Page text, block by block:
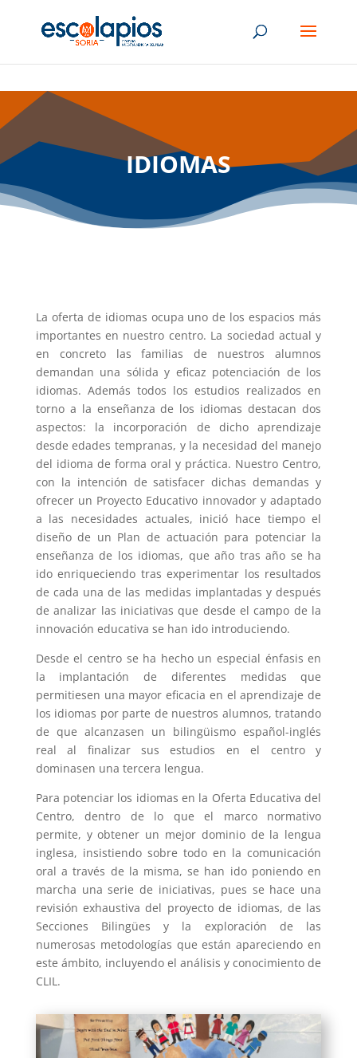
IDIOMAS
La oferta de idiomas ocupa uno de los espacios más
importantes en nuestro centro. La sociedad actual y
en concreto las familias de nuestros alumnos
demandan una sólida y eficaz potenciación de los
idiomas. Además todos los estudios realizados en
torno a la enseñanza de los idiomas destacan dos
aspectos: la incorporación de dicho aprendizaje
desde edades tempranas, y la necesidad del manejo
del idioma de forma oral y práctica. Nuestro Centro,
con la intención de satisfacer dichas demandas y
ofrecer un Proyecto Educativo innovador y adaptado
a las necesidades actuales, inició hace tiempo el
diseño de un Plan de actuación para potenciar la
enseñanza de los idiomas, que año tras año se ha
ido enriqueciendo tras experimentar los resultados
de cada una de las medidas implantadas y después
de analizar las iniciativas que desde el campo de la
innovación educativa se han ido introduciendo.
Desde el centro se ha hecho un especial énfasis en
la implantación de diferentes medidas que
permitiesen una mayor eficacia en el aprendizaje de
los idiomas por parte de nuestros alumnos, tratando
de que alcanzasen un bilingüismo español-inglés
real al finalizar sus estudios en el centro y
dominasen una tercera lengua.
Para potenciar los idiomas en la Oferta Educativa del
Centro, dentro de lo que el marco normativo
permite, y obtener un mejor dominio de la lengua
inglesa, insistiendo sobre todo en la comunicación
oral a través de la misma, se han ido poniendo en
marcha una serie de iniciativas, pues se hace una
revisión exhaustiva del proyecto de idiomas, de las
Secciones Bilingües y la exploración de las
numerosas metodologías que están apareciendo en
este ámbito, incluyendo el análisis y conocimiento de
CLIL.